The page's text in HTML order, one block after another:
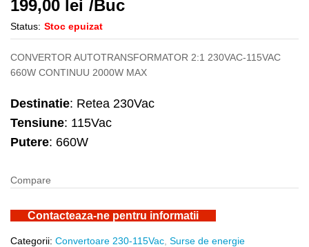
199,00 lei /Buc
Status: Stoc epuizat
CONVERTOR AUTOTRANSFORMATOR 2:1 230VAC-115VAC
660W CONTINUU 2000W MAX
Destinatie: Retea 230Vac
Tensiune: 115Vac
Putere: 660W
Compare
Contacteaza-ne pentru informatii
Categorii: Convertoare 230-115Vac Surse de energie